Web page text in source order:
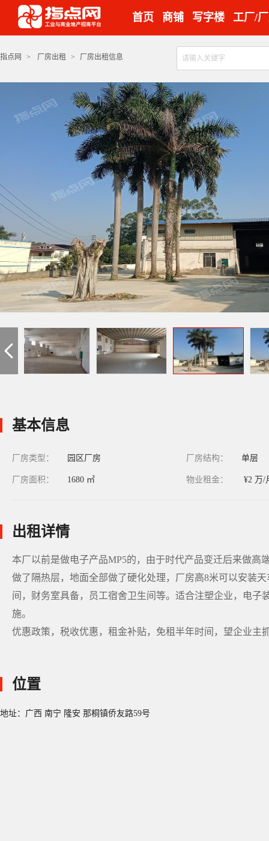
首页 商铺 写字楼 工厂/
指点网 > 厂房出租 > 厂房出租信息
基本信息
厂房类型： 园区厂房 厂房结构： 单层
厂房面积： 1680 ㎡ 物业租金： ¥2 万/
出租详情
本厂以前是做电子产品MP5的，由于时代产品变迁后来做
做了隔热层，地面全部做了硬化处理，厂房高8米可以安装
间，财务室具备，员工宿舍卫生间等。适合注塑企业，电
施。
优惠政策，税收优惠，租金补贴，免租半年时间，望企业主
位置
地址：广西 南宁 隆安 那桐镇侨友路59号